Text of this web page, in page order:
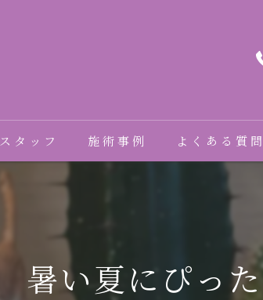
スタッフ 施術事例 よくある質問
暑い夏にぴっ